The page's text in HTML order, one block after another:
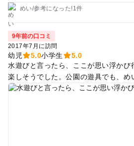
めい/参考に なった!1件
9年前の口コミ
2017年7月に訪問
幼児 5.0小学生
5.0
水遊びと言ったら、ここが思い浮かび
楽しそうでした。公園の遊具でも、め